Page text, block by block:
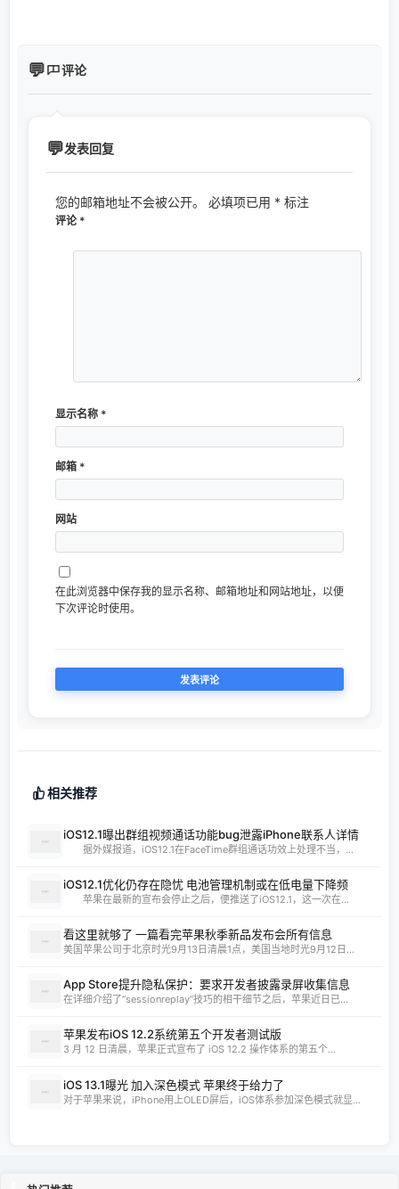
评论
发表回复
您的邮箱地址不会被公开。 必填项已用 * 标注
评论 *
显示名称 *
邮箱 *
网站
在此浏览器中保存我的显示名称、邮箱地址和网站地址，以便
下次评论时使用。
相关推荐
iOS12.1曝出群组视频通话功能bug泄露iPhone联系人详情
据外媒报道，iOS12.1在FaceTime群组通话功效上处理不当，...
iOS12.1优化仍存在隐忧 电池管理机制或在低电量下降频
苹果在最新的宣布会停止之后，便推送了iOS12.1，这一次在...
看这里就够了 一篇看完苹果秋季新品发布会所有信息
美国苹果公司于北京时光9月13日清晨1点，美国当地时光9月12日...
App Store提升隐私保护：要求开发者披露录屏收集信息
在详细介绍了“sessionreplay”技巧的相干细节之后，苹果近日已...
苹果发布iOS 12.2系统第五个开发者测试版
3 月 12 日清晨，苹果正式宣布了 iOS 12.2 操作体系的第五个...
iOS 13.1曝光 加入深色模式 苹果终于给力了
对于苹果来说，iPhone用上OLED屏后，iOS体系参加深色模式就显...